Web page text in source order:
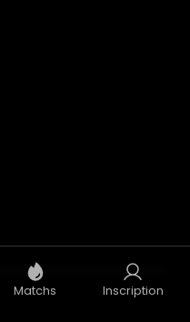
Matchs Inscription